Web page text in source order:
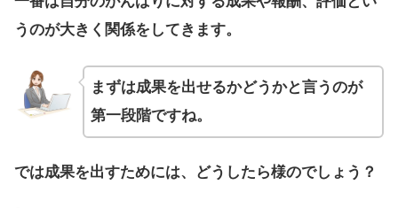
うのが大きく関係をしてきます。
まずは成果を出せるかどうかと言うのが
第一段階ですね。
では成果を出すためには、どうしたら様のでしょう？